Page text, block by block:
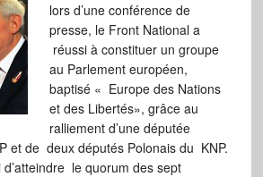
lors d’une conférence de
presse, le Front National a
réussi à constituer un groupe
au Parlement européen,
baptisé « Europe des Nations
et des Libertés», grâce au
ralliement d’une députée
et de deux députés Polonais du KNP.
le quorum des sept